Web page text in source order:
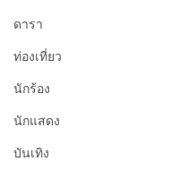
ดารา
ท่องเที่ยว
นักร้อง
นักแสดง
บันเทิง